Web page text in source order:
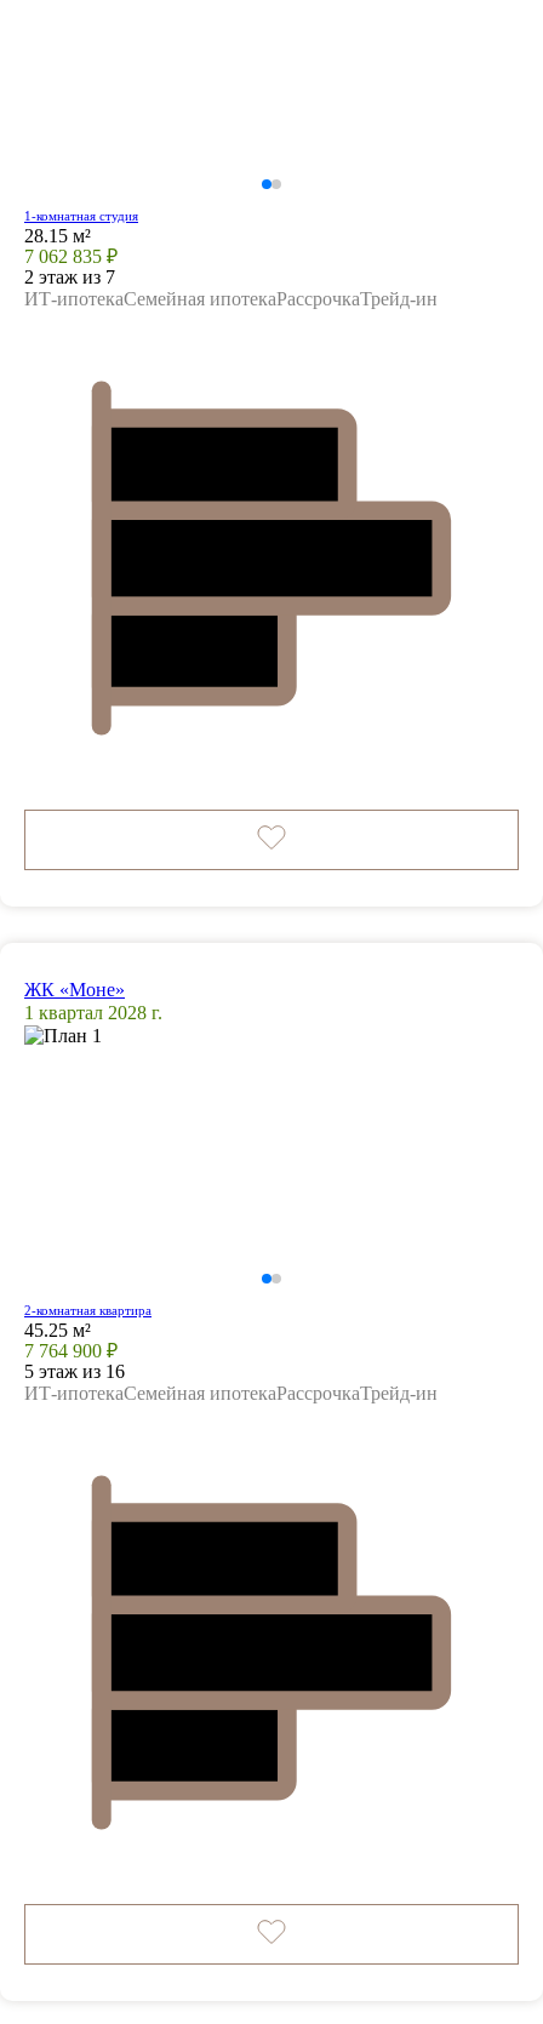
1-комнатная студия
28.15 м²
7 062 835 ₽
2 этаж из 7
ИТ-ипотекаСемейная ипотекаРассрочкаТрейд-ин
ЖК «Моне»
1 квартал 2028 г.
2-комнатная квартира
45.25 м²
7 764 900 ₽
5 этаж из 16
ИТ-ипотекаСемейная ипотекаРассрочкаТрейд-ин